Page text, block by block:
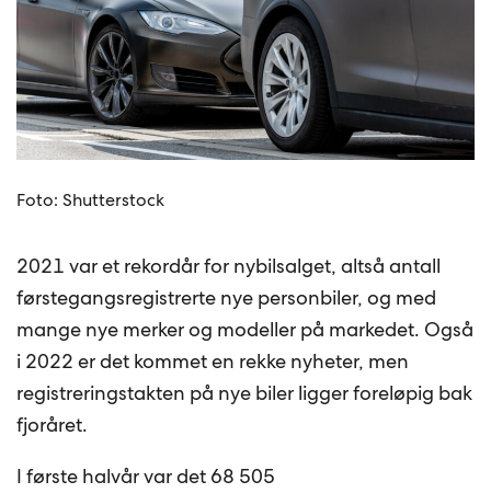
Foto: Shutterstock
2021 var et rekordår for nybilsalget, altså antall
førstegangsregistrerte nye personbiler, og med
mange nye merker og modeller på markedet. Også
i 2022 er det kommet en rekke nyheter, men
registreringstakten på nye biler ligger foreløpig bak
fjoråret.
I første halvår var det 68 505